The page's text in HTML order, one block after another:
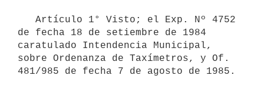
de fecha 18 de setiembre de 1984
caratulado Intendencia Municipal,
sobre Ordenanza de Taxímetros, y Of.
481/985 de fecha 7 de agosto de 1985.